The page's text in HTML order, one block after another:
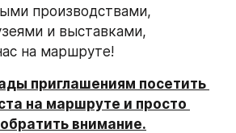
производствами,
и выставками,
на маршруте!
приглашениям посетить
на маршруте и просто
внимание.